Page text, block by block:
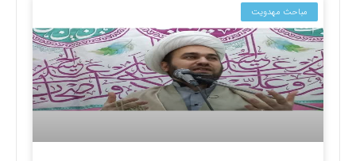
مباحث مهدویت